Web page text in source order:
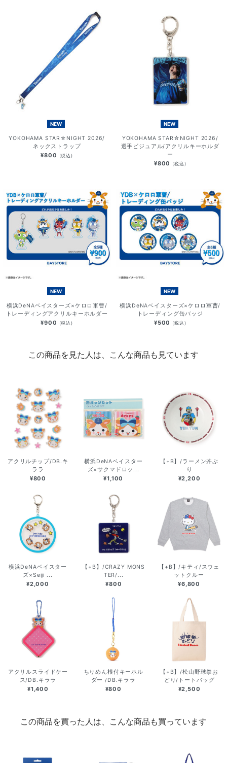
NEW
YOKOHAMA STAR☆NIGHT 2026/
ネックストラップ
¥800 (税込)
NEW
YOKOHAMA STAR☆NIGHT 2026/
選手ビジュアル/アクリルキーホルダ
ー
¥800 (税込)
NEW
横浜DeNAベイスターズ×ケロロ軍曹/
トレーディングアクリルキーホルダー
¥900 (税込)
NEW
横浜DeNAベイスターズ×ケロロ軍曹/
トレーディング缶バッジ
¥500 (税込)
この商品を見た人は、こんな商品も見ています
アクリルチップ/DB.キ
ララ
¥800
横浜DeNAベイスター
ズ×サクマドロッ...
¥1,100
【+B】/ラーメン丼ぶ
り
¥2,200
横浜DeNAベイスター
ズ×Seiji ...
¥2,000
【+B】/CRAZY MONS
TER/...
¥800
【+B】/キティ/スウェ
ットクルー
¥6,800
アクリルスライドケー
ス/DB.キララ
¥1,400
ちりめん根付キーホル
ダー /DB.キララ
¥800
【+B】/松山野球拳お
どり/トートバッグ
¥2,500
この商品を買った人は、こんな商品も買っています